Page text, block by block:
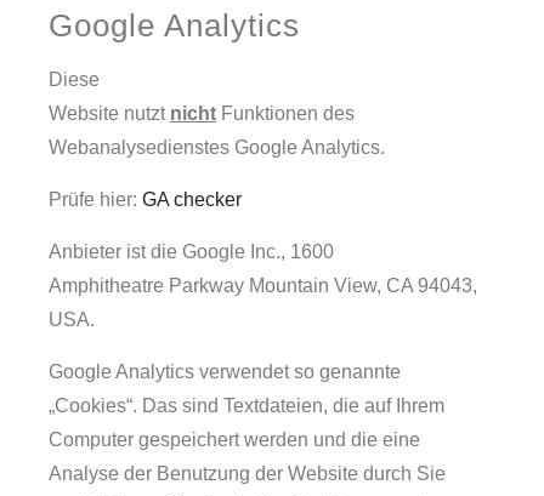
Google Analytics
Diese
Website nutzt nicht Funktionen des
Webanalysedienstes Google Analytics.
Prüfe hier: GA checker
Anbieter ist die Google Inc., 1600
Amphitheatre Parkway Mountain View, CA 94043,
USA.
Google Analytics verwendet so genannte
„Cookies“. Das sind Textdateien, die auf Ihrem
Computer gespeichert werden und die eine
Analyse der Benutzung der Website durch Sie